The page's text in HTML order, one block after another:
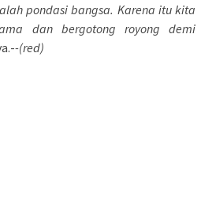
pondasi bangsa. Karena itu kita
dan bergotong royong demi
-(red)